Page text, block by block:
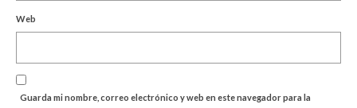
Web
Guarda mi nombre, correo electrónico y web en este navegador para la